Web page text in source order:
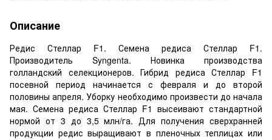
Описание
Редис Стеллар F1. Семена редиса Стеллар F1.
Производитель Syngenta. Новинка производства
голландский селекционеров. Гибрид редиса Стеллар F1
посевной период начинается с февраля и до второй
половины апреля. Уборку необходимо произвести до начала
мая. Семена редиса Стеллар F1 высеивают стандартной
нормой от 3 до 3,5 млн/га. Для получения сверхранней
продукции редис выращивают в пленочных теплицах или